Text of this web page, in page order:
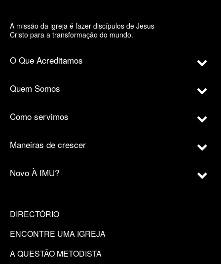
A missão da igreja é fazer discípulos de Jesus
Cristo para a transformação do mundo.
O Que Acreditamos
Quem Somos
Como servimos
Maneiras de crescer
Novo À IMU?
DIRECTÓRIO
ENCONTRE UMA IGREJA
A QUESTÃO METODISTA